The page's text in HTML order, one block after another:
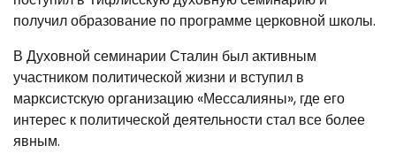
получил образование по программе церковной школы.
В Духовной семинарии Сталин был активным
участником политической жизни и вступил в
марксистскую организацию «Мессалияны», где его
интерес к политической деятельности стал все более
явным.